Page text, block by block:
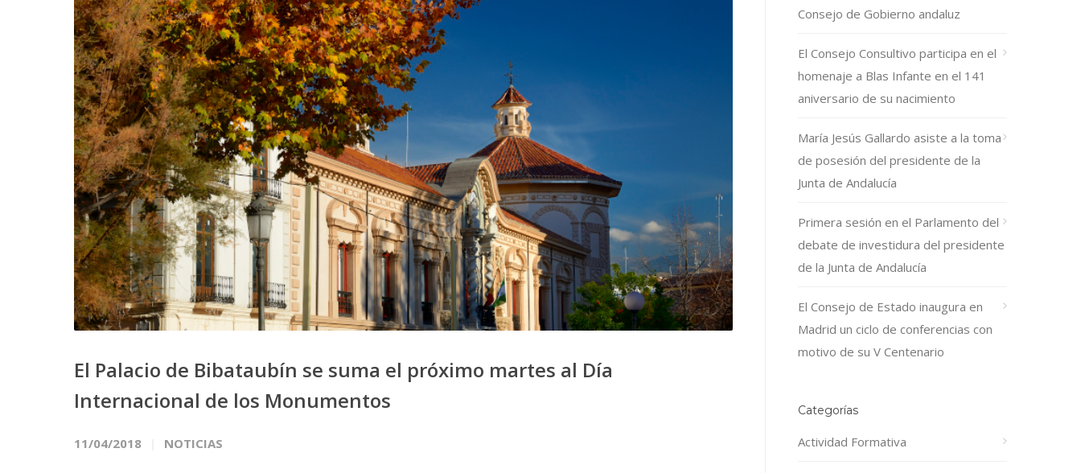
El Palacio de Bibataubín se suma el próximo martes al Día
Internacional de los Monumentos
11/04/2018 NOTICIAS
Consejo de Gobierno andaluz
El Consejo Consultivo participa en el
homenaje a Blas Infante en el 141
aniversario de su nacimiento
María Jesús Gallardo asiste a la toma
de posesión del presidente de la
Junta de Andalucía
Primera sesión en el Parlamento del
debate de investidura del presidente
de la Junta de Andalucía
El Consejo de Estado inaugura en
Madrid un ciclo de conferencias con
motivo de su V Centenario
Categorías
Actividad Formativa